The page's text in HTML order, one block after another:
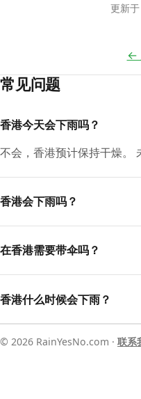
更新
←
常见问题
香港今天会下雨吗？
不会，香港预计保持干燥。
香港会下雨吗？
在香港需要带伞吗？
香港什么时候会下雨？
© 2026 RainYesNo.com · 联系